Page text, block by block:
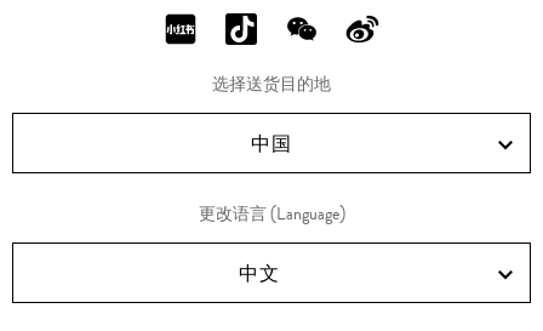
分
RED!
分
享
Douyin!
分
享
WeChat!
分
Weibo!
选择送货目的地
中国
更改语言 (Language)
中文